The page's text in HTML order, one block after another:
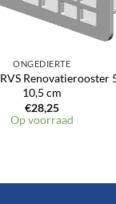
ONGEDIERTE
Renovatierooster
10,5 cm
€28,25
Op voorraad